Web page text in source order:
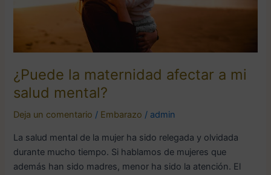
¿Puede la maternidad afectar a mi
salud mental?
Deja un comentario / Embarazo / admin
La salud mental de la mujer ha sido relegada y olvidada
durante mucho tiempo. Si hablamos de mujeres que
además han sido madres, menor ha sido la atención. El